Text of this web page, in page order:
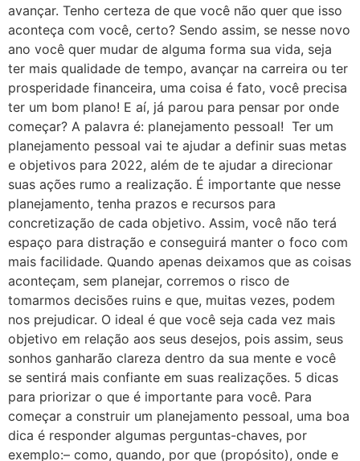
avançar. Tenho certeza de que você não quer que isso
aconteça com você, certo? Sendo assim, se nesse novo
ano você quer mudar de alguma forma sua vida, seja
ter mais qualidade de tempo, avançar na carreira ou ter
prosperidade financeira, uma coisa é fato, você precisa
ter um bom plano! E aí, já parou para pensar por onde
começar? A palavra é: planejamento pessoal! Ter um
planejamento pessoal vai te ajudar a definir suas metas
e objetivos para 2022, além de te ajudar a direcionar
suas ações rumo a realização. É importante que nesse
planejamento, tenha prazos e recursos para
concretização de cada objetivo. Assim, você não terá
espaço para distração e conseguirá manter o foco com
mais facilidade. Quando apenas deixamos que as coisas
aconteçam, sem planejar, corremos o risco de
tomarmos decisões ruins e que, muitas vezes, podem
nos prejudicar. O ideal é que você seja cada vez mais
objetivo em relação aos seus desejos, pois assim, seus
sonhos ganharão clareza dentro da sua mente e você
se sentirá mais confiante em suas realizações. 5 dicas
para priorizar o que é importante para você. Para
começar a construir um planejamento pessoal, uma boa
dica é responder algumas perguntas-chaves, por
exemplo:– como, quando, por que (propósito), onde e